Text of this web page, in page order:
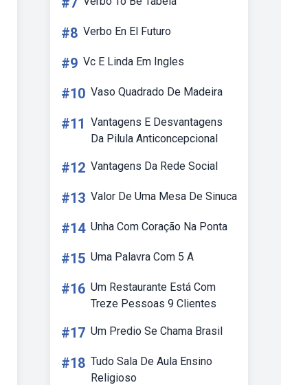
#8 Verbo En El Futuro
#9 Vc E Linda Em Ingles
#10 Vaso Quadrado De Madeira
#11 Vantagens E Desvantagens
Da Pilula Anticoncepcional
#12 Vantagens Da Rede Social
#13 Valor De Uma Mesa De Sinuca
#14 Unha Com Coração Na Ponta
#15 Uma Palavra Com 5 A
#16 Um Restaurante Está Com
Treze Pessoas 9 Clientes
#17 Um Predio Se Chama Brasil
#18 Tudo Sala De Aula Ensino
Religioso